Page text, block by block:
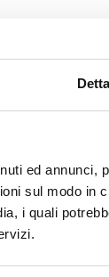
ed annunci,
sul modo
i quali